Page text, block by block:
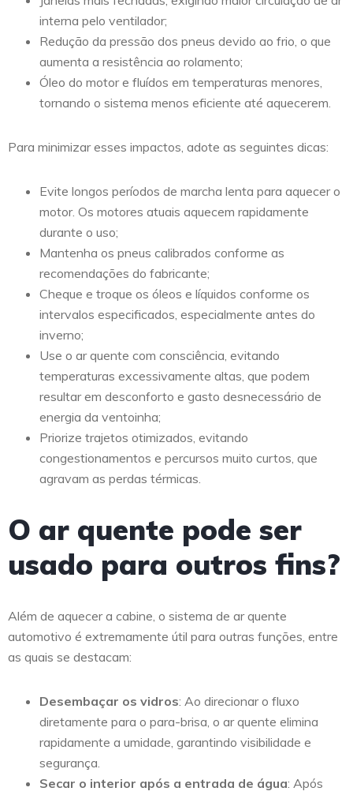
interna pelo ventilador;
Redução da pressão dos pneus devido ao frio, o que
aumenta a resistência ao rolamento;
Óleo do motor e fluídos em temperaturas menores,
tornando o sistema menos eficiente até aquecerem.
Para minimizar esses impactos, adote as seguintes dicas:
Evite longos períodos de marcha lenta para aquecer o
motor. Os motores atuais aquecem rapidamente
durante o uso;
Mantenha os pneus calibrados conforme as
recomendações do fabricante;
Cheque e troque os óleos e líquidos conforme os
intervalos especificados, especialmente antes do
inverno;
Use o ar quente com consciência, evitando
temperaturas excessivamente altas, que podem
resultar em desconforto e gasto desnecessário de
energia da ventoinha;
Priorize trajetos otimizados, evitando
congestionamentos e percursos muito curtos, que
agravam as perdas térmicas.
O ar quente pode ser
usado para outros fins?
Além de aquecer a cabine, o sistema de ar quente
automotivo é extremamente útil para outras funções, entre
as quais se destacam:
Desembaçar os vidros: Ao direcionar o fluxo
diretamente para o para-brisa, o ar quente elimina
rapidamente a umidade, garantindo visibilidade e
segurança.
Secar o interior após a entrada de água: Após